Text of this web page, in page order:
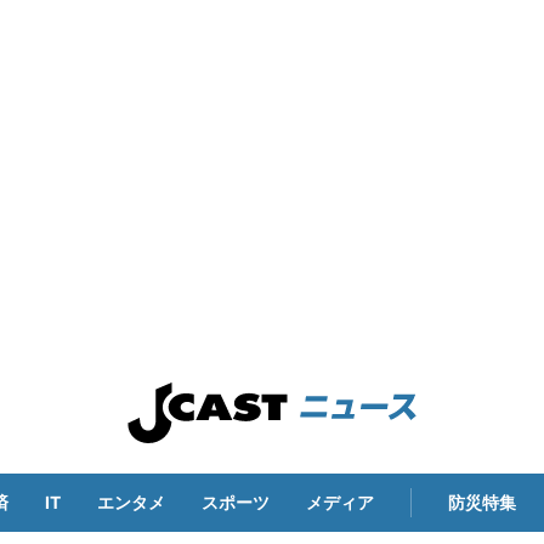
IT エンタメ スポーツ メディア 防災特集